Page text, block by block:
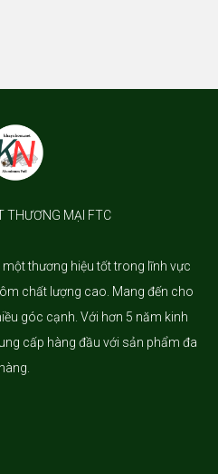
THƯƠNG MẠI FTC
thương hiệu tốt trong lĩnh vực
chất lượng cao. Mang đến cho
góc cạnh. Với hơn 5 năm kinh
cấp hàng đầu với sản phẩm đa